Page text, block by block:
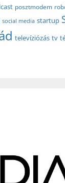
posztmodem
social media startup
televíziózás tv